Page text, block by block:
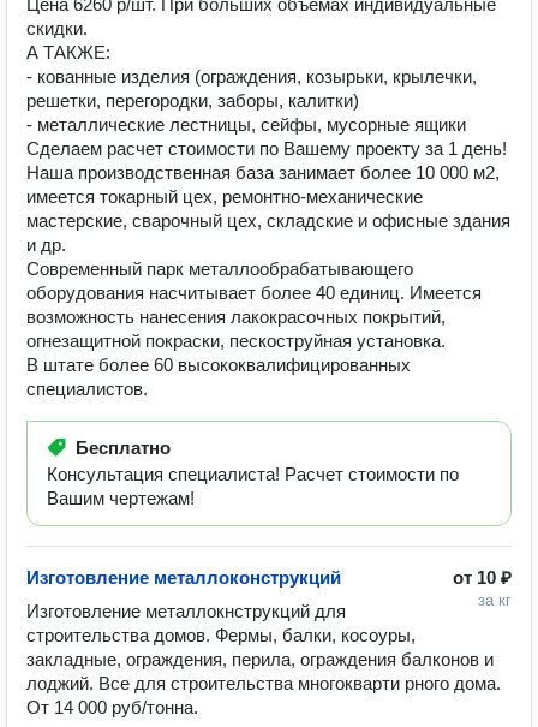
Цена 6260 р/шт. При больших объемах индивидуальные
скидки.
А ТАКЖЕ:
- кованные изделия (ограждения, козырьки, крылечки,
решетки, перегородки, заборы, калитки)
- металлические лестницы, сейфы, мусорные ящики
Сделаем расчет стоимости по Вашему проекту за 1 день!
Наша производственная база занимает более 10 000 м2,
имеется токарный цех, ремонтно-механические
мастерские, сварочный цех, складские и офисные здания
и др.
Современный парк металлообрабатывающего
оборудования насчитывает более 40 единиц. Имеется
возможность нанесения лакокрасочных покрытий,
огнезащитной покраски, пескоструйная установка.
В штате более 60 высококвалифицированных
специалистов.
Бесплатно
Консультация специалиста! Расчет стоимости по
Вашим чертежам!
от 10 ₽
за кг
Изготовление металлоконструкций
Изготовление металлокнструкций для
строительства домов. Фермы, балки, косоуры,
закладные, ограждения, перила, ограждения балконов и
лоджий. Все для строительства многокварти рного дома.
От 14 000 руб/тонна.